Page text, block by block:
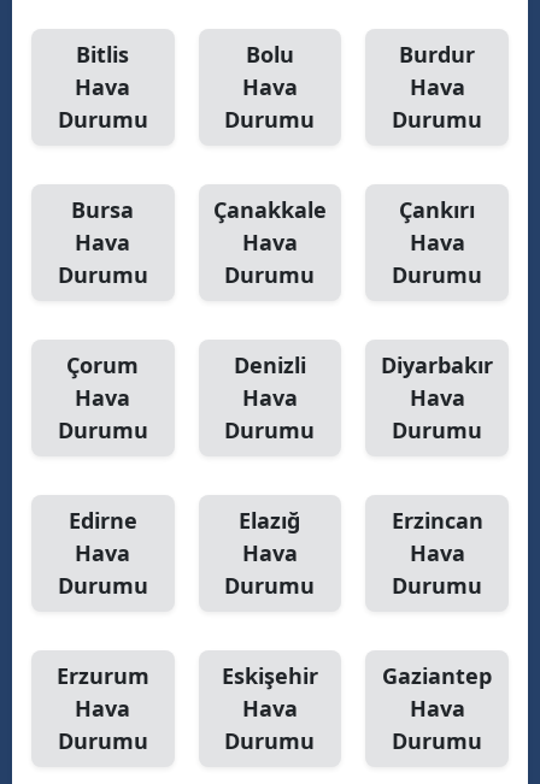
Bitlis
Hava
Durumu
Bolu
Hava
Durumu
Burdur
Hava
Durumu
Bursa
Hava
Durumu
Çanakkale
Hava
Durumu
Çankırı
Hava
Durumu
Çorum
Hava
Durumu
Denizli
Hava
Durumu
Diyarbakır
Hava
Durumu
Edirne
Hava
Durumu
Elazığ
Hava
Durumu
Erzincan
Hava
Durumu
Erzurum
Hava
Durumu
Eskişehir
Hava
Durumu
Gaziantep
Hava
Durumu